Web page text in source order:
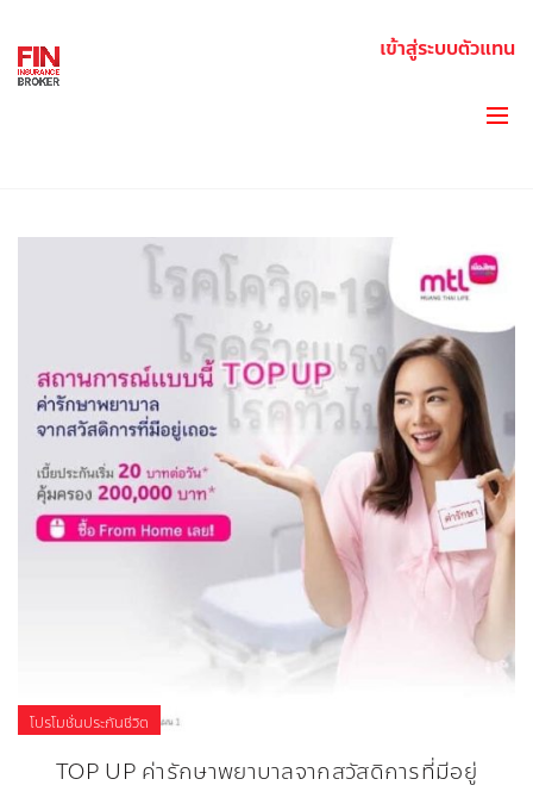
เข้าสู่ระบบตัวแทน
โปรโมชั่นประกันชีวิต
TOP UP ค่ารักษาพยาบาลจากสวัสดิการที่มีอยู่